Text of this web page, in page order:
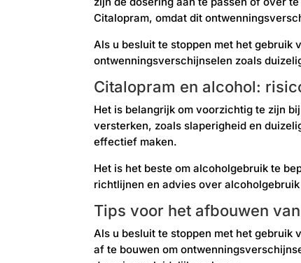
Citalopram, omdat dit
Als u besluit te stoppen met het gebruik
ontwenningsverschijnselen zoals
Citalopram en alcohol:
Het is belangrijk om voorzichtig te zijn
versterken, zoals slaperigheid en
effectief maken.
Het is het beste om alcoholgebruik te
richtlijnen en advies over
Tips voor het afbouwen
Als u besluit te stoppen met het gebruik
af te bouwen om